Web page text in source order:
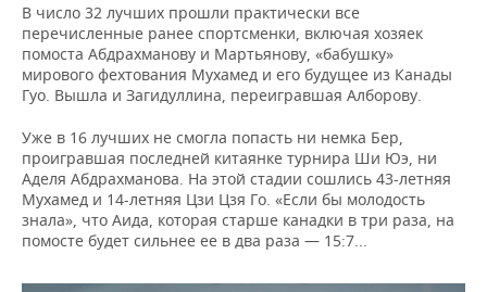
В число 32 лучших прошли практически все
перечисленные ранее спортсменки, включая хозяек
помоста Абдрахманову и Мартьянову, «бабушку»
мирового фехтования Мухамед и его будущее из Канады
Гуо. Вышла и Загидуллина, переигравшая Алборову.
Уже в 16 лучших не смогла попасть ни немка Бер,
проигравшая последней китаянке турнира Ши Юэ, ни
Аделя Абдрахманова. На этой стадии сошлись 43-летняя
Мухамед и 14-летняя Цзи Цзя Го. «Если бы молодость
знала», что Аида, которая старше канадки в три раза, на
помосте будет сильнее ее в два раза — 15:7...